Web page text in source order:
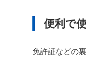
便利で
免許証などの